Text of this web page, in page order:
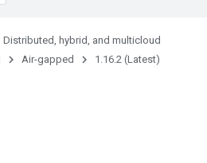
Distributed, hybrid, and multicloud
Air-gapped
1.16.2 (Latest)